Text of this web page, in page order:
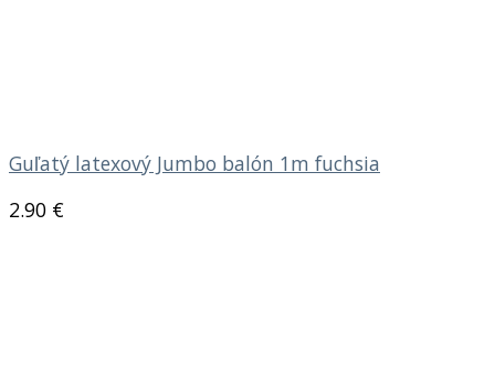
Guľatý latexový Jumbo balón 1m fuchsia
2.90 €